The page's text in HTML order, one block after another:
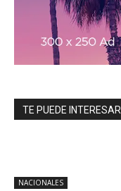
TE PUEDE INTERESAR